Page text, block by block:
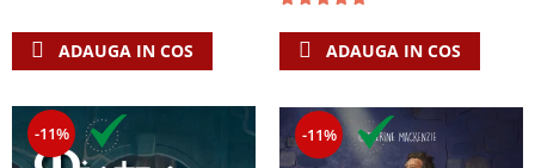
ADAUGA IN COS ADAUGA IN COS
-11% -11%